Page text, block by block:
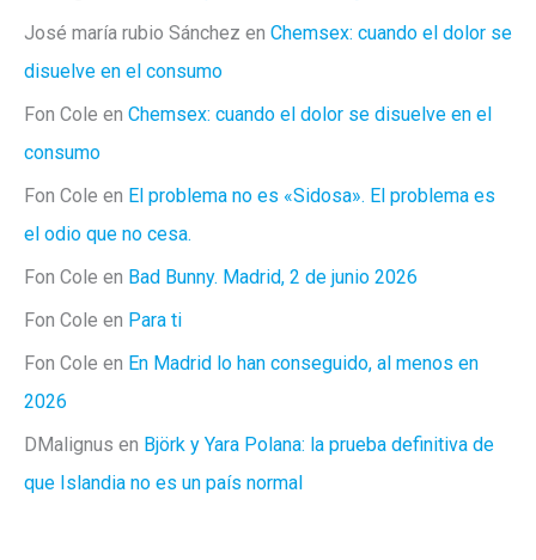
José maría rubio Sánchez en Chemsex: cuando el dolor se
disuelve en el consumo
Fon Cole en Chemsex: cuando el dolor se disuelve en el
consumo
Fon Cole en El problema no es «Sidosa». El problema es
el odio que no cesa.
Fon Cole en Bad Bunny. Madrid, 2 de junio 2026
Fon Cole en Para ti
Fon Cole en En Madrid lo han conseguido, al menos en
2026
DMalignus en Björk y Yara Polana: la prueba definitiva de
que Islandia no es un país normal